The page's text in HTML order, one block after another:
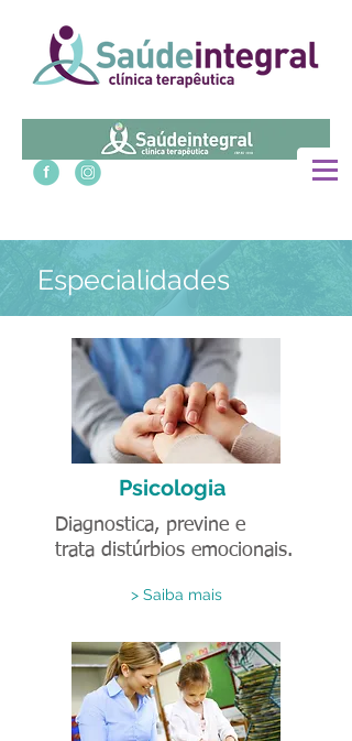
Especialidades
Psicologia
Diagnostica, previne e
trata distúrbios emocionais.
> Saiba mais